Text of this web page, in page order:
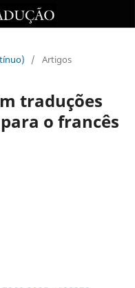
/ Artigos
traduções
o francês